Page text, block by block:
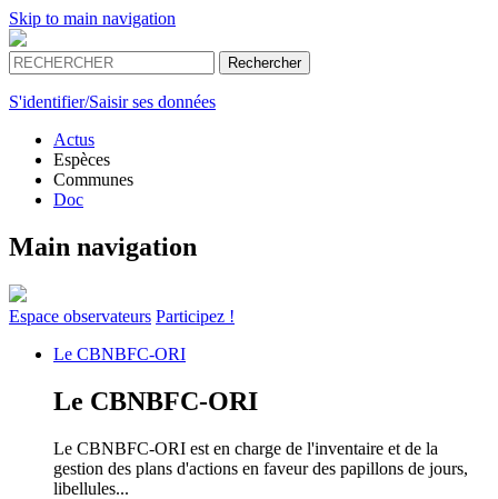
Skip to main navigation
S'identifier/Saisir ses données
Actus
Espèces
Communes
Doc
Main navigation
Espace observateurs Participez !
Le CBNBFC-ORI
Le CBNBFC-ORI
Le CBNBFC-ORI est en charge de l'inventaire et de la
gestion des plans d'actions en faveur des papillons de jours,
libellules...